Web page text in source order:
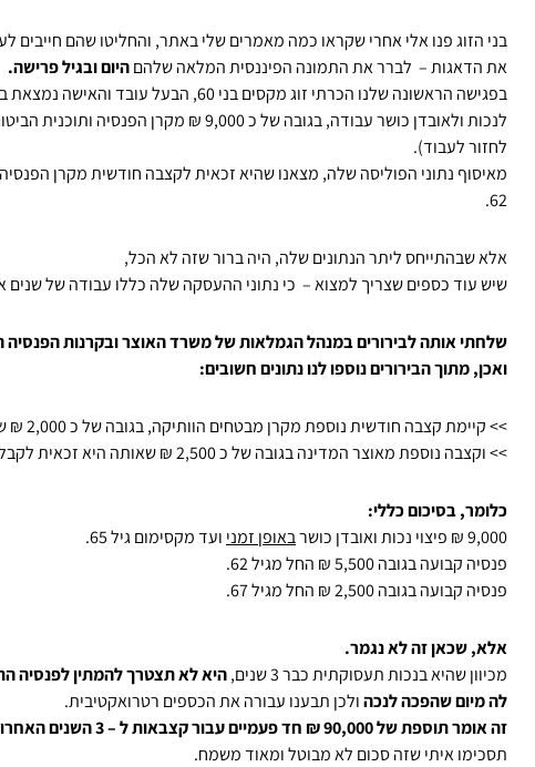
בני הזוג פנו אלי אחרי שקראו כמה מאמרים שלי באתר, והחליטו שהם
את הדאגות – לברר את התמונה הפיננסית המלאה שלהםהיום ובגיל פרישה.
בפגישה הראשונה שלנו הכרתי זוג מקסים בני 60, הבעל עובד והאישה נמצאת באובדן כושר מזה 3 שנים ומקבלת פיצוי
לנכות ולאובדן כושר עבודה, בגובה של כ 9,000 ₪ מקרן הפנסיה ותוכנית הביטוח שלה
לחזור לעבוד).
62.
אלא שבהתייחס ליתר הנתונים שלה, היה ברור שזה לא הכל,
שיש עוד כספים שצריך למצוא – כי נתוני ההעסקה שלה כללו עבודה של שנים
שלחתי אותה לבירורים במנהל הגמלאות של משרד האוצר ובקרנות הפנסיה
ואכן, מתוך הבירורים נוספו לנו נתונים חשובים:
>> קיימת קצבה חודשית נוספת מקרן מבטחים הוותיקה, בגובה של כ 2,000 ₪ שאותה היא זכאית לקבל בגיל 62
>> וקצבה נוספת מאוצר המדינה בגובה של כ 2,500 ₪ שאותה היא זכאית לקבל בגיל 67.
כלומר, בסיכום כללי:
9,000 ₪ פיצוי נכות ואובדן כושר
באופן זמני ועד מקסימום גיל 65.
פנסיה קבועה בגובה 5,500 ₪ החל מגיל 62.
פנסיה קבועה בגובה 2,500 ₪ החל מגיל 67.
אלא, שכאן זה לא נגמר.
מכיוון שהיא בנכות תעסוקתית כבר 3 שנים,
היא לא תצטרך להמתין לפנסיה
לה מיום שהפכה לנכהולכן תבענו עבורה את הכספים רטרואקטיבית.
זה אומר תוספת של 90,000 ₪ חד פעמיים עבור קצבאות ל – 3 השנים האחרונות.
תסכימו איתי שזה סכום לא מבוטל ומאוד משמח.